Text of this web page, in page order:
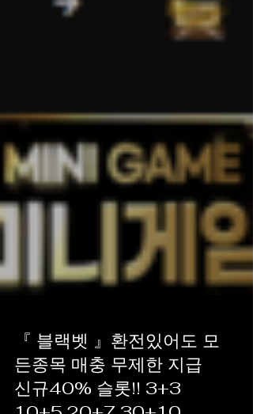
『 블랙벳 』환전있어도 모
든종목 매충 무제한 지급